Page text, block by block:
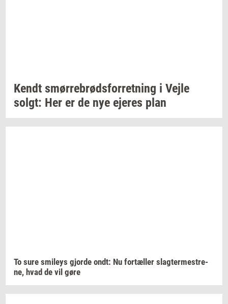
Kendt smør­re­brød­s­for­ret­ning i Vejle
solgt: Her er de nye eje­res plan
To sure smileys gjor­de ondt: Nu for­tæl­ler slag­ter­me­stre­
ne, hvad de vil gøre